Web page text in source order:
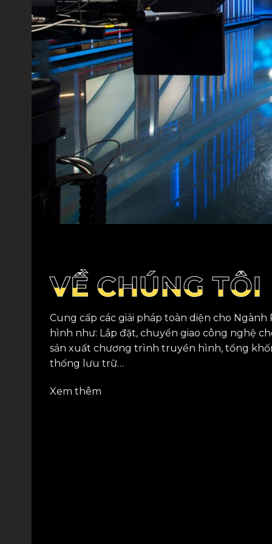
VỀ CHÚNG TÔI
VỀ CHÚNG TÔI
Cung cấp các giải pháp toàn diện cho
hình như: Lắp đặt, chuyển giao công nghệ
sản xuất chương trình truyền hình, tổng
thống lưu trữ…
Xem thêm